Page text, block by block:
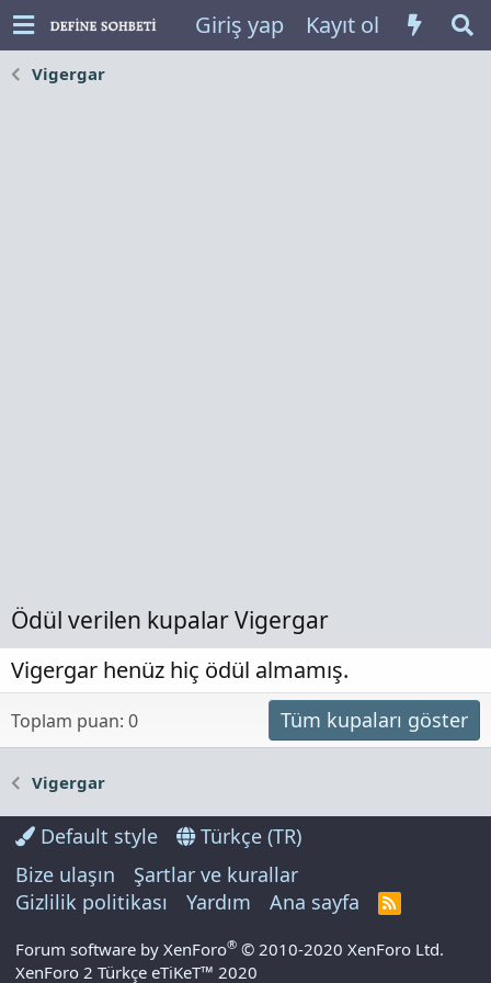
Giriş yap Kayıt ol
Vigergar
Ödül verilen kupalar Vigergar
Vigergar henüz hiç ödül almamış.
Toplam puan: 0 Tüm kupaları göster
Vigergar
Default style
Türkçe (TR)
Bize ulaşın
Şartlar ve kurallar
Gizlilik politikası
Yardım Ana sayfa
R
S
Forum software by XenForo® © 2010-2020 XenForo Ltd.
XenForo 2 Türkçe eTiKeT™ 2020